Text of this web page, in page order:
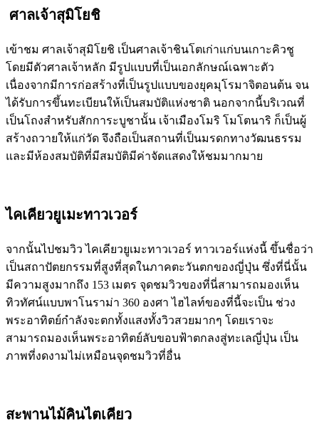
ศาลเจ้าสุมิโยชิ
เข้าชม ศาลเจ้าสุมิโยชิ เป็นศาลเจ้าชินโตเก่าแก่บนเกาะคิวชู
โดยมีตัวศาลเจ้าหลัก มีรูปแบบที่เป็นเอกลักษณ์เฉพาะตัว
เนื่องจากมีการก่อสร้างที่เป็นรูปแบบของยุคมุโรมาจิตอนต้น จน
ได้รับการขึ้นทะเบียนให้เป็นสมบัติแห่งชาติ นอกจากนี้บริเวณที่
เป็นโถงสำหรับสักการะบูชานั้น เจ้าเมืองโมริ โมโตนาริ ก็เป็นผู้
สร้างถวายให้แก่วัด จึงถือเป็นสถานที่เป็นมรดกทางวัฒนธรรม
และมีห้องสมบัติที่มีสมบัติมีค่าจัดแสดงให้ชมมากมาย
ไคเคียวยูเมะทาวเวอร์
จากนั้นไปชมวิว ไคเคียวยูเมะทาวเวอร์ ทาวเวอร์แห่งนี้ ขึ้นชื่อว่า
เป็นสถาปัตยกรรมที่สูงที่สุดในภาคตะวันตกของญี่ปุ่น ซึ่งที่นี่นั้น
มีความสูงมากถึง 153 เมตร จุดชมวิวของที่นี่สามารถมองเห็น
ทิวทัศน์แบบพาโนราม่า 360 องศา ไฮไลท์ของที่นี้จะเป็น ช่วง
พระอาทิตย์กำลังจะตกทั้งแสงทั้งวิวสวยมากๆ โดยเราจะ
สามารถมองเห็นพระอาทิตย์ลับขอบฟ้าตกลงสู่ทะเลญี่ปุ่น เป็น
ภาพที่งดงามไม่เหมือนจุดชมวิวที่อื่น
สะพานไม้คินไตเคียว